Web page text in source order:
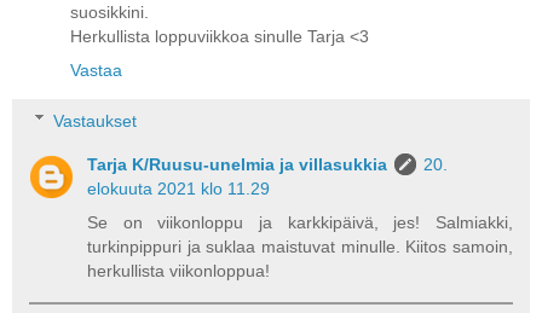
suosikkini.
Herkullista loppuviikkoa sinulle Tarja <3
Vastaa
Vastaukset
Tarja K/Ruusu-unelmia ja villasukkia
20.
elokuuta 2021 klo 11.29
Se on viikonloppu ja karkkipäivä, jes! Salmiakki,
turkinpippuri ja suklaa maistuvat minulle. Kiitos samoin,
herkullista viikonloppua!